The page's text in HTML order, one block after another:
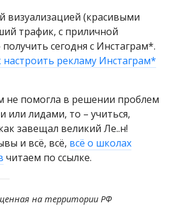
визуализацией (красивыми
трафик, с приличной
сегодня с Инстаграм*.
настроить рекламу Инстаграм*
не помогла в решении проблем
или лидами, то – учиться,
завещал великий Ле..н!
и всё, всё, всё о школах
читаем по ссылке.
на территории РФ